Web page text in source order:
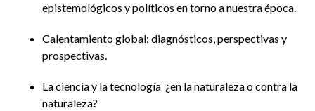
epistemológicos y políticos en torno a nuestra época.
Calentamiento global: diagnósticos, perspectivas y
prospectivas.
La ciencia y la tecnología ¿en la naturaleza o contra la
naturaleza?